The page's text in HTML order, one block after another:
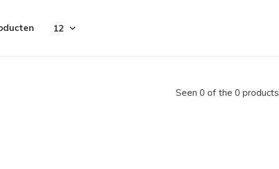
Seen 0 of the 0 products